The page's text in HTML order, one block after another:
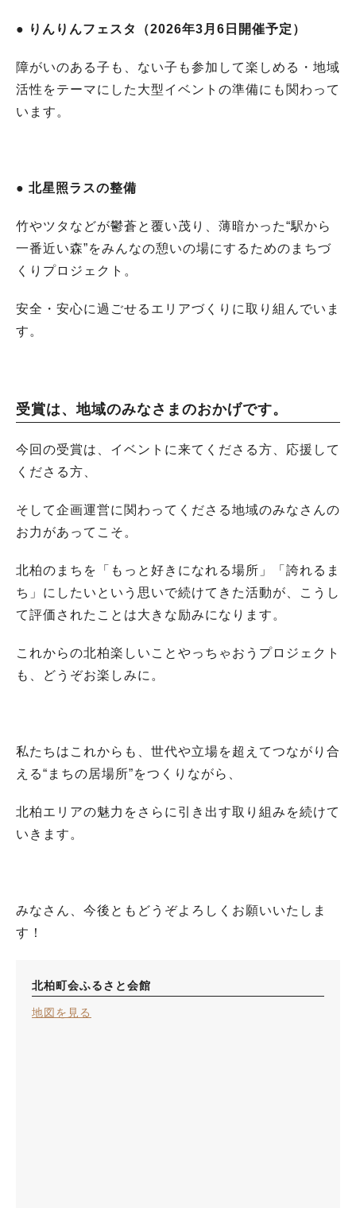
● りんりんフェスタ（2026年3月6日開催予定）
障がいのある子も、ない子も参加して楽しめる・地域
活性をテーマにした大型イベントの準備にも関わって
います。
● 北星照ラスの整備
竹やツタなどが鬱蒼と覆い茂り、薄暗かった“駅から
一番近い森”をみんなの憩いの場にするためのまちづ
くりプロジェクト。
安全・安心に過ごせるエリアづくりに取り組んでいま
す。
受賞は、地域のみなさまのおかげです。
今回の受賞は、イベントに来てくださる方、応援して
くださる方、
そして企画運営に関わってくださる地域のみなさんの
お力があってこそ。
北柏のまちを「もっと好きになれる場所」「誇れるま
ち」にしたいという思いで続けてきた活動が、こうし
て評価されたことは大きな励みになります。
これからの北柏楽しいことやっちゃおうプロジェクト
も、どうぞお楽しみに。
私たちはこれからも、世代や立場を超えてつながり合
える“まちの居場所”をつくりながら、
北柏エリアの魅力をさらに引き出す取り組みを続けて
いきます。
みなさん、今後ともどうぞよろしくお願いいたしま
す！
北柏町会ふるさと会館
地図を見る